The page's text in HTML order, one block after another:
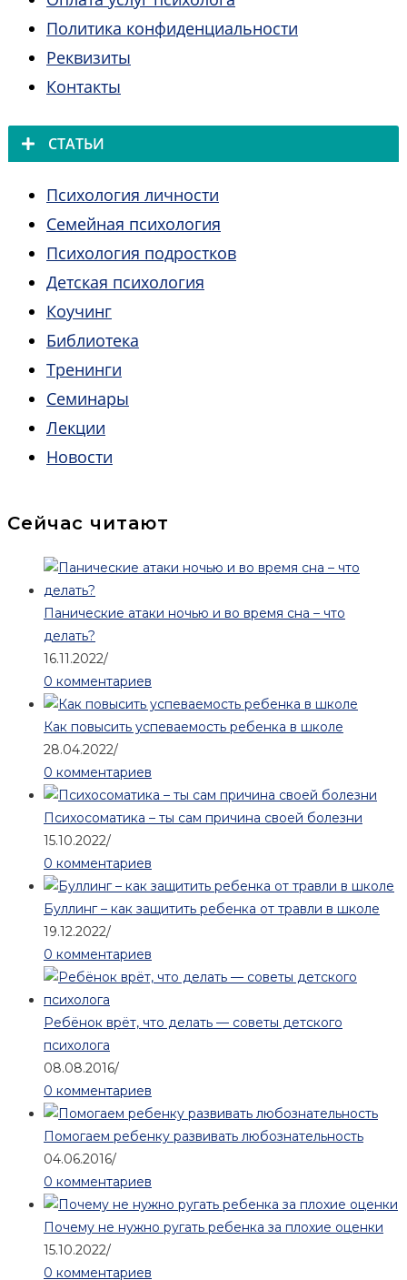
Политика конфиденциальности
Реквизиты
Контакты
СТАТЬИ
Психология личности
Семейная психология
Психология подростков
Детская психология
Коучинг
Библиотека
Тренинги
Семинары
Лекции
Новости
Сейчас читают
Панические атаки ночью и во время сна – что
делать?
16.11.2022/
0 комментариев
Как повысить успеваемость ребенка в школе
28.04.2022/
0 комментариев
Психосоматика – ты сам причина своей болезни
15.10.2022/
0 комментариев
Буллинг – как защитить ребенка от травли в школе
19.12.2022/
0 комментариев
Ребёнок врёт, что делать — советы детского
психолога
08.08.2016/
0 комментариев
Помогаем ребенку развивать любознательность
04.06.2016/
0 комментариев
Почему не нужно ругать ребенка за плохие оценки
15.10.2022/
0 комментариев